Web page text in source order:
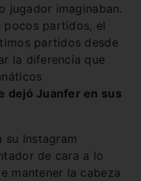
jugador imaginaban.
pocos partidos, el
partidos desde
la diferencia que
dejó Juanfer en sus
su Instagram
de cara a lo
mantener la cabeza